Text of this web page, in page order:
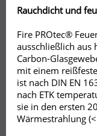
Rauchdicht und
Fire PROtec®
ausschließlich aus
Carbon-
mit einem
ist nach DIN EN
nach ETK
sie in den ersten
Wärmestrahlung